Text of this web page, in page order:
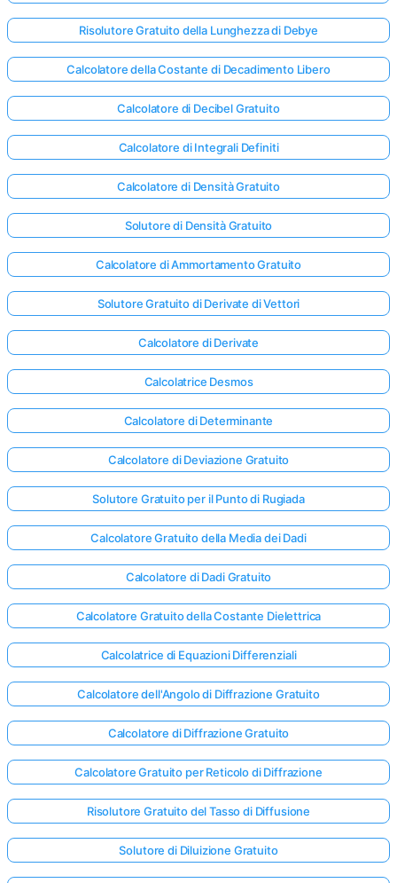
Accedi
qui!
Risolutore Gratuito della Lunghezza di Debye
Calcolatore della Costante di Decadimento Libero
Calcolatore di Decibel Gratuito
Calcolatore di Integrali Definiti
Calcolatore di Densità Gratuito
Solutore di Densità Gratuito
Calcolatore di Ammortamento Gratuito
Solutore Gratuito di Derivate di Vettori
Calcolatore di Derivate
Calcolatrice Desmos
Calcolatore di Determinante
Calcolatore di Deviazione Gratuito
Solutore Gratuito per il Punto di Rugiada
Calcolatore Gratuito della Media dei Dadi
Calcolatore di Dadi Gratuito
Calcolatore Gratuito della Costante Dielettrica
Calcolatrice di Equazioni Differenziali
Calcolatore dell'Angolo di Diffrazione Gratuito
Calcolatore di Diffrazione Gratuito
Calcolatore Gratuito per Reticolo di Diffrazione
Risolutore Gratuito del Tasso di Diffusione
Solutore di Diluizione Gratuito